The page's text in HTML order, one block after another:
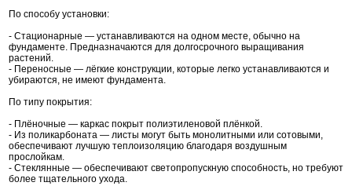
По способу установки:
- Стационарные — устанавливаются на одном месте, обычно на
фундаменте. Предназначаются для долгосрочного выращивания
растений.
- Переносные — лёгкие конструкции, которые легко устанавливаются и
убираются, не имеют фундамента.
По типу покрытия:
- Плёночные — каркас покрыт полиэтиленовой плёнкой.
- Из поликарбоната — листы могут быть монолитными или сотовыми,
обеспечивают лучшую теплоизоляцию благодаря воздушным
прослойкам.
- Стеклянные — обеспечивают светопропускную способность, но требуют
более тщательного ухода.